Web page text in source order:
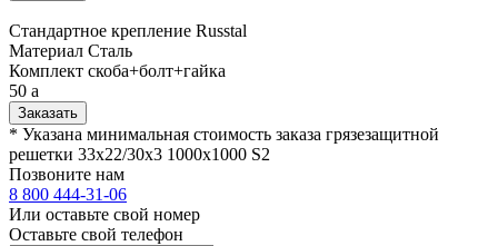
Стандартное крепление Russtal
Материал Cталь
Комплект скоба+болт+гайка
50 a
Заказать
* Указана минимальная стоимость заказа грязезащитной
решетки 33x22/30x3 1000x1000 S2
Позвоните нам
8 800 444-31-06
Или оставьте свой номер
Оставьте свой телефон